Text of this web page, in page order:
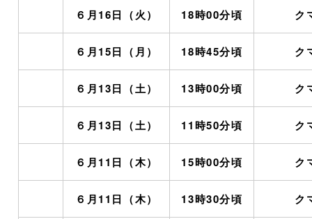
６月16日（火） 18時00分頃 ク
６月15日（月） 18時45分頃 ク
６月13日（土） 13時00分頃 ク
６月13日（土） 11時50分頃 ク
６月11日（木） 15時00分頃 ク
６月11日（木） 13時30分頃 ク